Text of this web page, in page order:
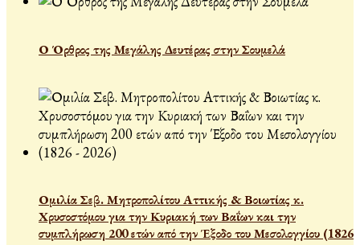
Ο Όρθρος της Μεγάλης Δευτέρας στην Σουμελά
Ομιλία Σεβ. Μητροπολίτου Αττικής & Βοιωτίας κ.
Χρυσοστόμου για την Κυριακή των Βαΐων και την
συμπλήρωση 200 ετών από την Έξοδο του Μεσολογγίου (1826